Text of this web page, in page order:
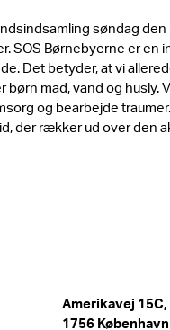
søndag den
SOS Børnebyerne er en
Det betyder, at vi
børn mad, vand og
og bearbejde
der rækker ud over den
Amerikavej 15C,
1756